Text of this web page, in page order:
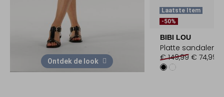
Ontdek de look
Laatste Item
-50%
BIBI LOU
Platte sandalen
€ 149,99 € 74,99